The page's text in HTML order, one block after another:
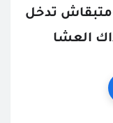
العشا